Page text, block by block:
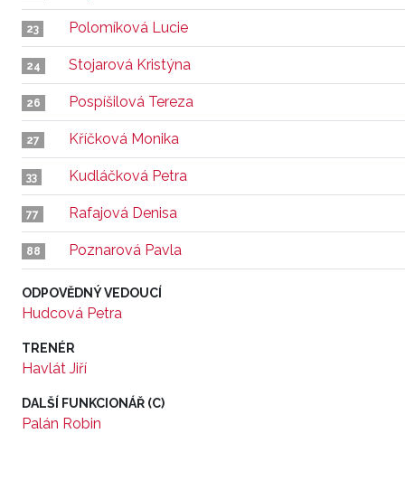
23 Polomíková Lucie
24 Stojarová Kristýna
26 Pospíšilová Tereza
27 Kříčková Monika
33 Kudláčková Petra
77 Rafajová Denisa
88 Poznarová Pavla
ODPOVĚDNÝ VEDOUCÍ
Hudcová Petra
TRENÉR
Havlát Jiří
DALŠÍ FUNKCIONÁŘ (C)
Palán Robin